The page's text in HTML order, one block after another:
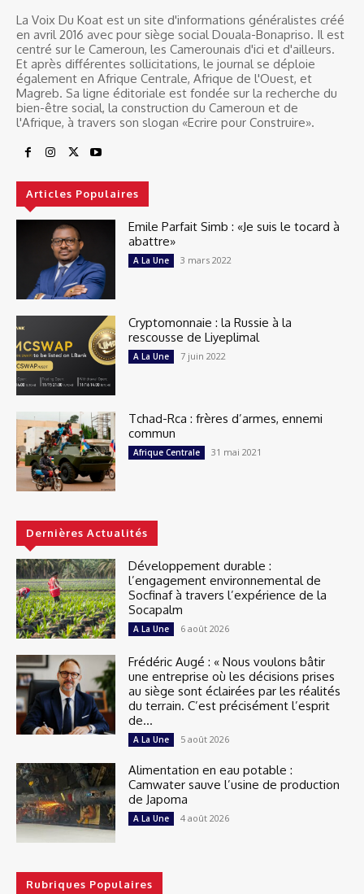
La Voix Du Koat est un site d'informations généralistes créé
en avril 2016 avec pour siège social Douala-Bonapriso. Il est
centré sur le Cameroun, les Camerounais d'ici et d'ailleurs.
Et après différentes sollicitations, le journal se déploie
également en Afrique Centrale, Afrique de l'Ouest, et
Magreb. Sa ligne éditoriale est fondée sur la recherche du
bien-être social, la construction du Cameroun et de
l'Afrique, à travers son slogan «Ecrire pour Construire».
Articles Populaires
Emile Parfait Simb : «Je suis le tocard à
abattre»
A La Une 3 mars 2022
Cryptomonnaie : la Russie à la
rescousse de Liyeplimal
A La Une 7 juin 2022
Tchad-Rca : frères d’armes, ennemi
commun
Afrique Centrale 31 mai 2021
Dernières Actualités
Développement durable :
l’engagement environnemental de
Socfinaf à travers l’expérience de la
Socapalm
A La Une 6 août 2026
Frédéric Augé : « Nous voulons bâtir
une entreprise où les décisions prises
au siège sont éclairées par les réalités
du terrain. C’est précisément l’esprit
de...
A La Une 5 août 2026
Alimentation en eau potable :
Camwater sauve l’usine de production
de Japoma
A La Une 4 août 2026
Rubriques Populaires